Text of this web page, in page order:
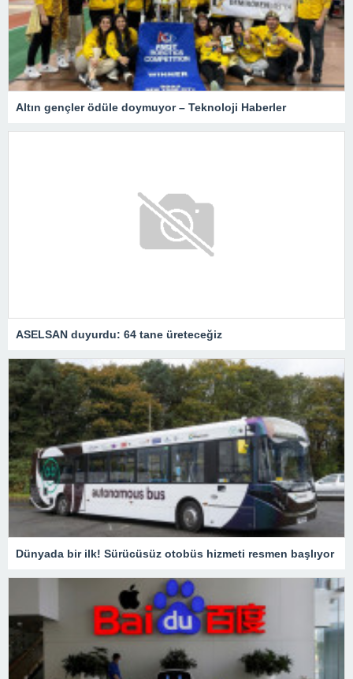
Altın gençler ödüle doymuyor – Teknoloji Haberler
ASELSAN duyurdu: 64 tane üreteceğiz
Dünyada bir ilk! Sürücüsüz otobüs hizmeti resmen başlıyor